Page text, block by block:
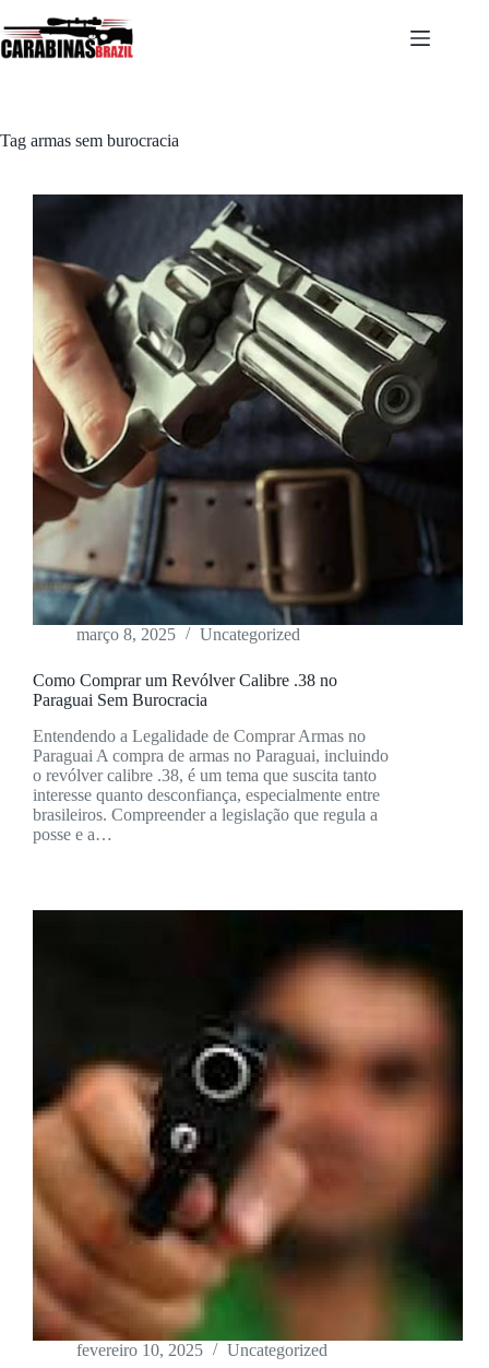
para
o
Tag armas sem burocracia
março 8, 2025 Uncategorized
Como Comprar um Revólver Calibre .38 no
Paraguai Sem Burocracia
Entendendo a Legalidade de Comprar Armas no
Paraguai A compra de armas no Paraguai, incluindo
o revólver calibre .38, é um tema que suscita tanto
interesse quanto desconfiança, especialmente entre
brasileiros. Compreender a legislação que regula a
posse e a…
fevereiro 10, 2025 Uncategorized